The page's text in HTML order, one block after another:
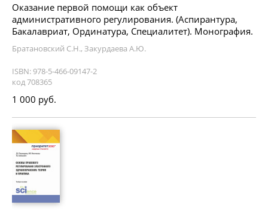
Оказание первой помощи как объект
административного регулирования. (Аспирантура,
Бакалавриат, Ординатура, Специалитет). Монография.
Братановский С.Н., Закурдаева А.Ю.
ISBN: 978-5-466-09147-2
код 708365
1 000 руб.